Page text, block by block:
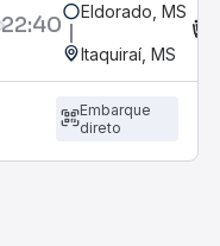
22:40 Eldorado, MS
Itaquiraí, MS
Embarque
direto